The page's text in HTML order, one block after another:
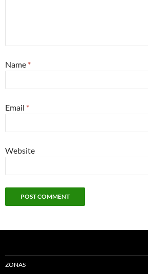
Name *
Email *
Website
ZONAS